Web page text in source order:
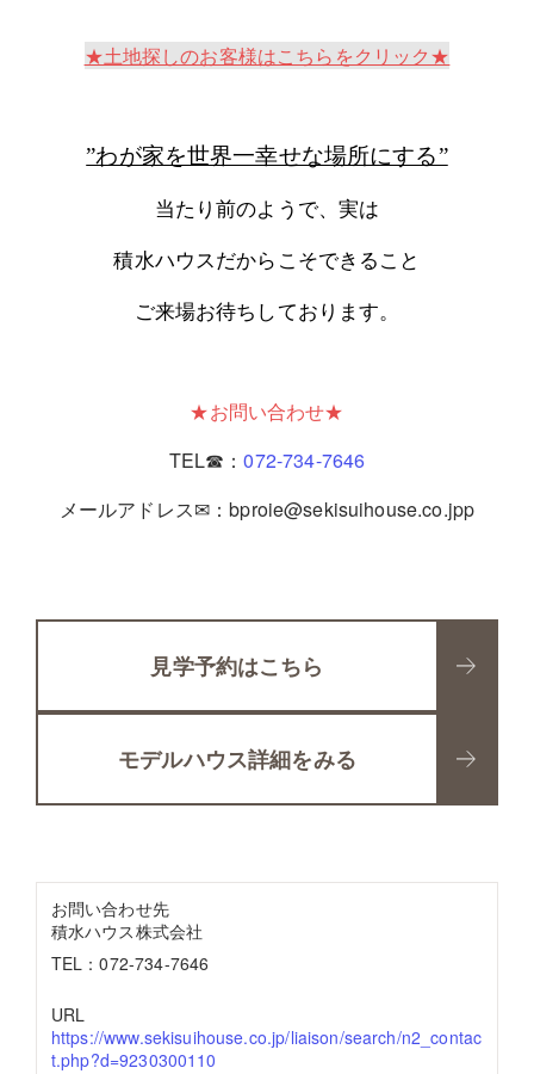
★土地探しのお客様はこちらをクリック★
”わが家を世界一幸せな場所にする”
当たり前のようで、実は
積水ハウスだからこそできること
ご来場お待ちしております。
★お問い合わせ★
TEL☎：072-734-7646
メールアドレス✉：bproie@sekisuihouse.co.jpp
見学予約はこちら
モデルハウス詳細をみる
お問い合わせ先
積水ハウス株式会社
TEL：072-734-7646
URL
https://www.sekisuihouse.co.jp/liaison/search/n2_contac
t.php?d=9230300110